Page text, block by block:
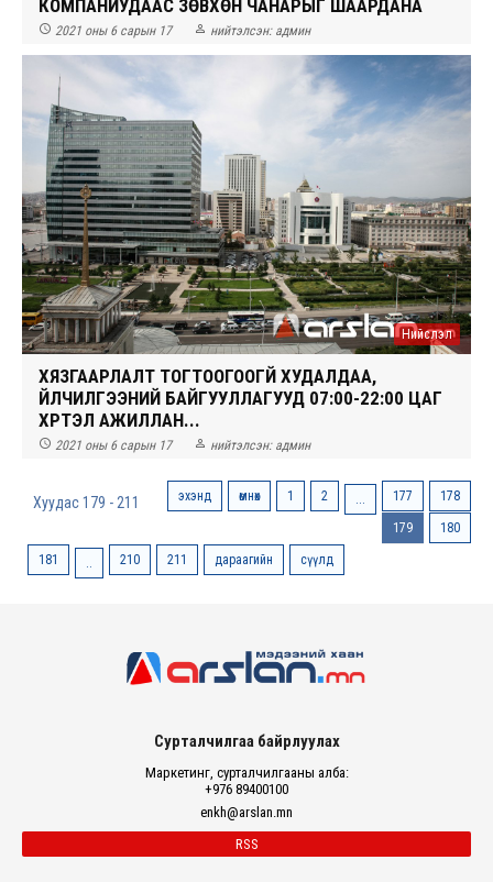
КОМПАНИУДААС ЗӨВХӨН ЧАНАРЫГ ШААРДАНА
 2021 оны 6 сарын 17  нийтэлсэн: админ
Нийслэл
ХЯЗГААРЛАЛТ ТОГТООГООГҮЙ ХУДАЛДАА,
ҮЙЛЧИЛГЭЭНИЙ БАЙГУУЛЛАГУУД 07:00-22:00 ЦАГ
ХҮРТЭЛ АЖИЛЛАН...
 2021 оны 6 сарын 17  нийтэлсэн: админ
Хуудас 179 - 211 эхэнд өмнөх 1 2 ... 177 178
179 180
181 .. 210 211 дараагийн сүүлд
Сурталчилгаа байрлуулах
Маркетинг, сурталчилгааны алба:
+976 89400100
enkh@arslan.mn
RSS